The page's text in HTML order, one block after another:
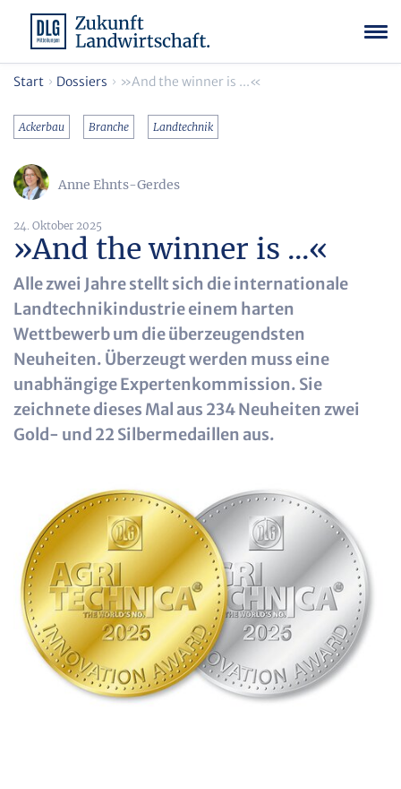
Start Dossiers »And the winner is ...«
Ackerbau Branche Landtechnik
Anne Ehnts-Gerdes
24. Oktober 2025
»And the winner is ...«
Alle zwei Jahre stellt sich die internationale
Landtechnikindustrie einem harten
Wettbewerb um die überzeugendsten
Neuheiten. Überzeugt werden muss eine
unabhängige Expertenkommission. Sie
zeichnete dieses Mal aus 234 Neuheiten zwei
Gold- und 22 Silbermedaillen aus.